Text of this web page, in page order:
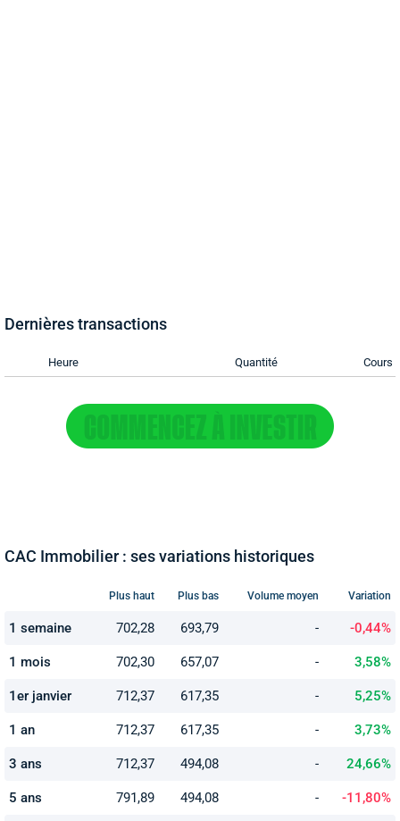
Dernières transactions
Heure Quantité Cours
CAC Immobilier : ses variations historiques
Plus haut Plus bas Volume moyen Variation
1 semaine 702,28 693,79 - -0,44%
1 mois 702,30 657,07 - 3,58%
1er janvier 712,37 617,35 - 5,25%
1 an 712,37 617,35 - 3,73%
3 ans 712,37 494,08 - 24,66%
5 ans 791,89 494,08 - -11,80%